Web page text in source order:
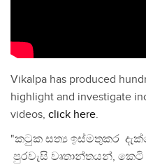
Vikalpa has produced
highlight and investigate
videos, click here.
"කටුක සත්‍ය ඉස්මතුකර
පුරවැසි වෘතාන්තයන්,